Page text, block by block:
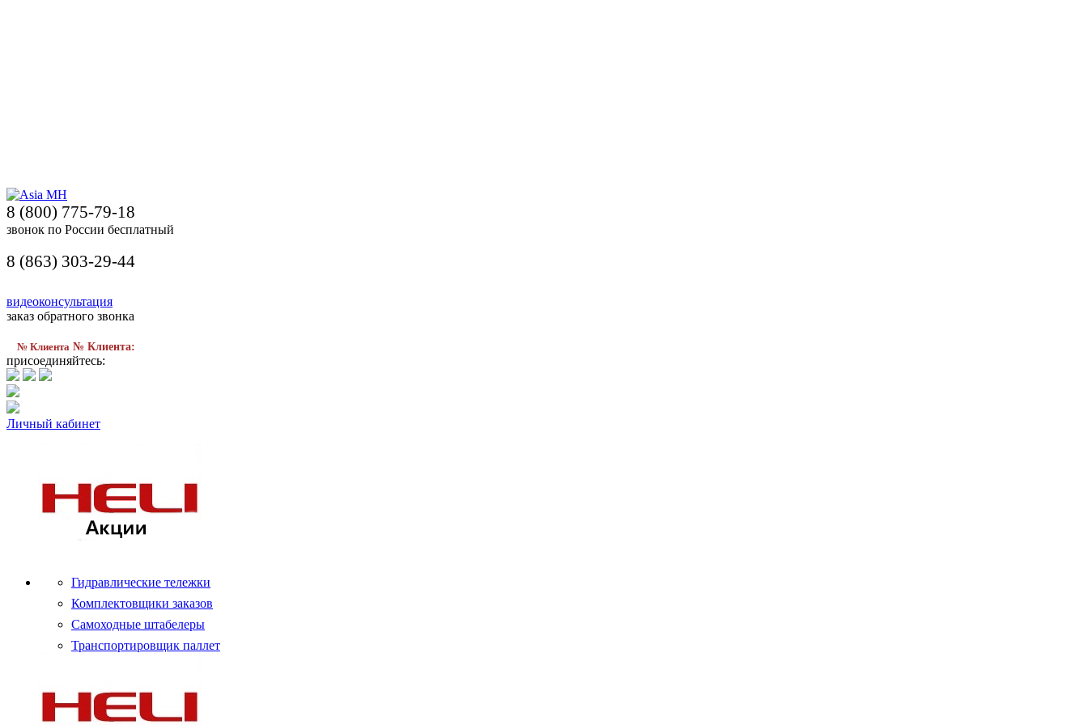
8 (800) 775-79-18
звонок по России бесплатный
8 (863) 303-29-44
видеоконсультация
заказ обратного звонка
№ Клиента № Клиента:
присоединяйтесь:
Личный кабинет
Гидравлические тележки
Комплектовщики заказов
Самоходные штабелеры
Транспортировщик паллет